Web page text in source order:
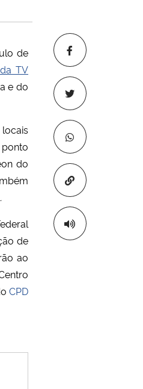
Copiar para
de
TV
e do
do
de
ao
CPD